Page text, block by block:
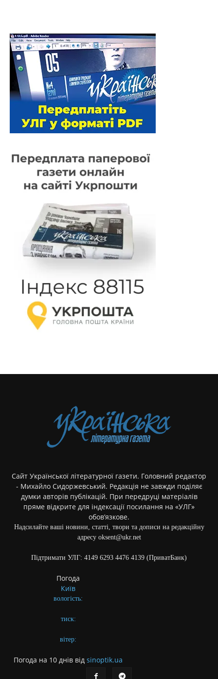
Сайт Української літературної газети. Головний редактор
- Михайло Сидоржевський. Редакція не завжди поділяє
думки авторів публікацій. При передруці матеріалів
пряме відкрите для індексації посилання на «УЛГ»
обов’язкове.
Надсилайте ваші новини, статті, твори та дописи на редакційну
адресу oksent@ukr.net
Підтримати УЛГ: 4149 6293 4476 4139 (ПриватБанк)
Погода
Київ
вологість:
тиск:
вітер:
Погода на 10 днів від sinoptik.ua